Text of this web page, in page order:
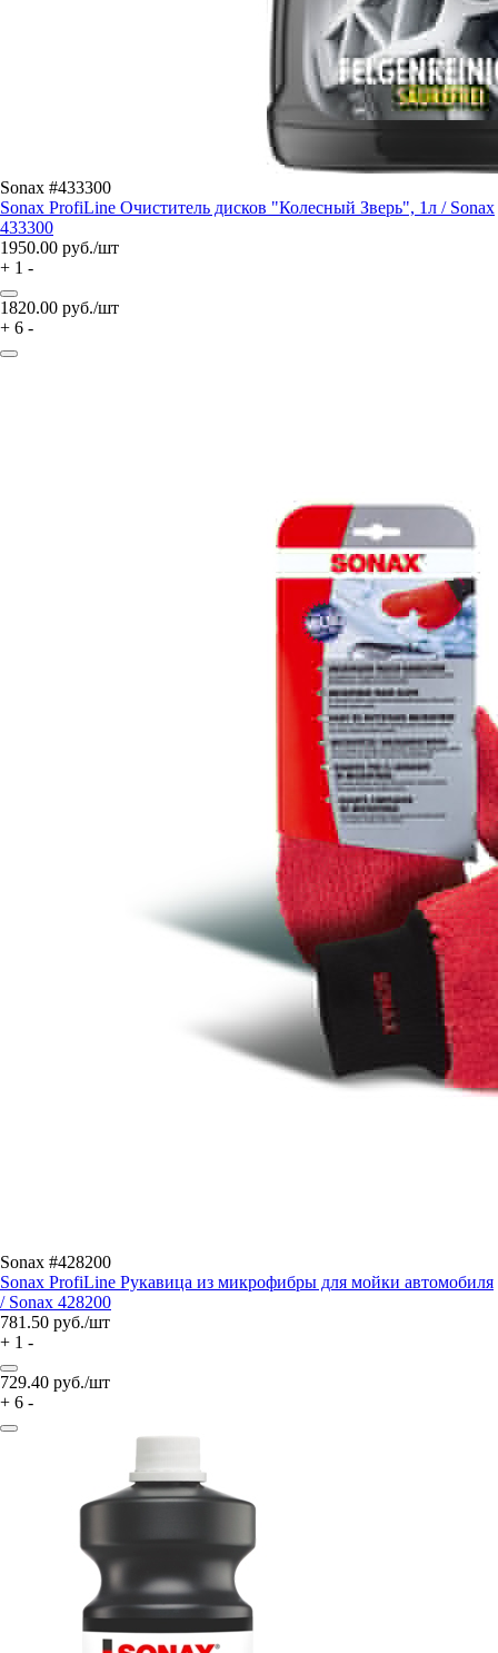
Sonax #433300
Sonax ProfiLine Очиститель дисков "Колесный Зверь", 1л / Sonax
433300
1950.00 руб./шт
+ 1 -
1820.00 руб./шт
+ 6 -
Sonax #428200
Sonax ProfiLine Рукавица из микрофибры для мойки автомобиля
/ Sonax 428200
781.50 руб./шт
+ 1 -
729.40 руб./шт
+ 6 -